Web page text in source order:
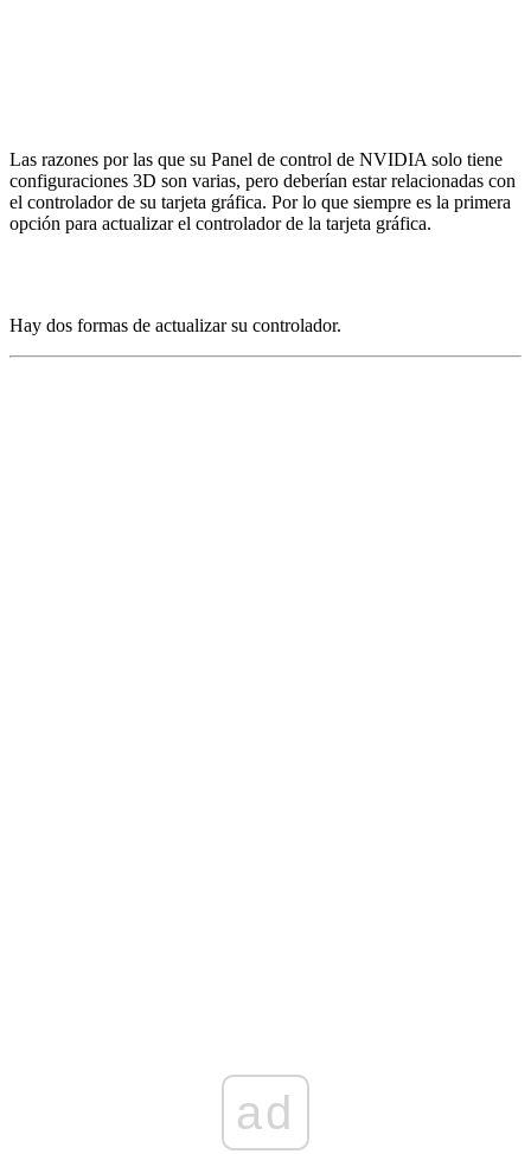
Las razones por las que su Panel de control de NVIDIA solo tiene
configuraciones 3D son varias, pero deberían estar relacionadas con
el controlador de su tarjeta gráfica. Por lo que siempre es la primera
opción para actualizar el controlador de la tarjeta gráfica.
Hay dos formas de actualizar su controlador.
ad